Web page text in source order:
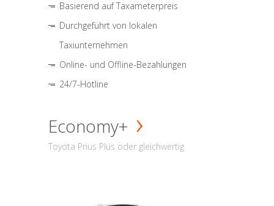
Basierend auf Taxameterpreis
Durchgeführt von lokalen
Taxiunternehmen
Online- und Offline-Bezahlungen
24/7-Hotline
Economy+
Toyota Prius Plus oder gleichwertig